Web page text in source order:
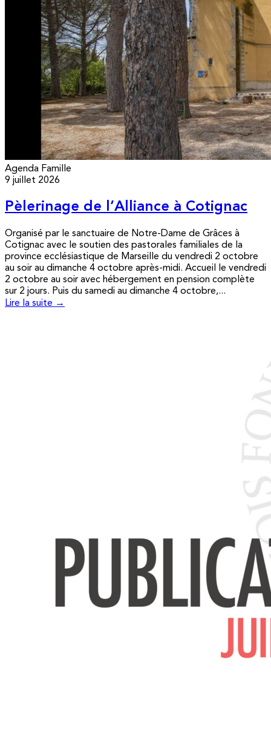
Agenda Famille
9 juillet 2026
Pèlerinage de l’Alliance à Cotignac
Organisé par le sanctuaire de Notre-Dame de Grâces à
Cotignac avec le soutien des pastorales familiales de la
province ecclésiastique de Marseille du vendredi 2 octobre
au soir au dimanche 4 octobre après-midi. Accueil le vendredi
2 octobre au soir avec hébergement en pension complète
sur 2 jours. Puis du samedi au dimanche 4 octobre,...
Lire la suite →